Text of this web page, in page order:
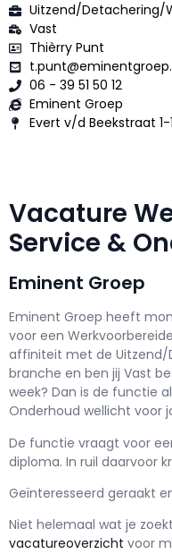
Uitzend/Detachering/
Vast
Thièrry Punt
06 - 39 51 50 12
Eminent Groep
Evert v/d Beekstraat 1-
Vacature
Service &
Eminent Groep
Eminent Groep heeft
voor een
affiniteit met de Uitzend/
branche en ben jij Vast
week? Dan is de functie
Onderhoud wellicht voor
De functie vraagt voor
diploma. In ruil daarvoor
Geïnteresseerd geraakt
Niet helemaal wat je
vacatureoverzicht voor